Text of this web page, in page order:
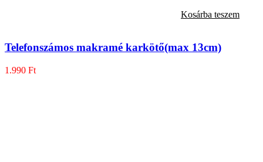
Kosárba teszem
Telefonszámos makramé karkötő(max 13cm)
1.990 Ft